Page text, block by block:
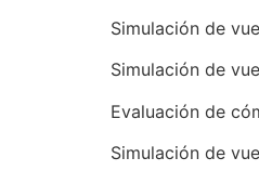
Simulación de
Simulación de
Evaluación de
Simulación de